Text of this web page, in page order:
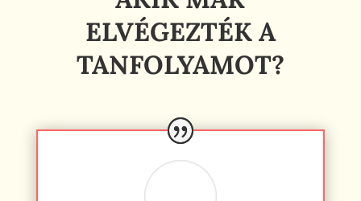
ELVÉGEZTÉK A
TANFOLYAMOT?